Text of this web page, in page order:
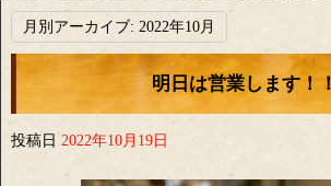
月別アーカイブ: 2022年10月
明日は営業します！！
投稿日 2022年10月19日